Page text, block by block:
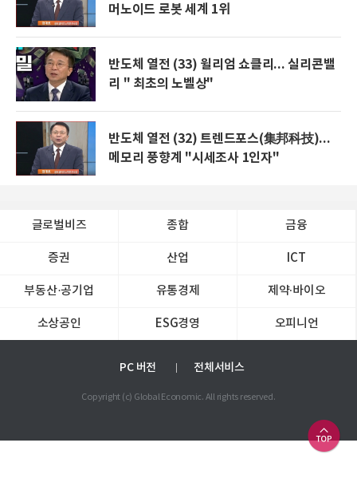
머노이드 로봇 세계 1위
반도체 열전 (33) 윌리엄 쇼클리... 실리콘밸
리 " 최초의 노벨상"
반도체 열전 (32) 트렌드포스(集邦科技)...
메모리 풍향계 "시세조사 1인자"
글로벌비즈 종합 금융
증권 산업 ICT
부동산·공기업 유통경제 제약∙바이오
소상공인 ESG경영 오피니언
PC 버전 전체서비스
Copyright (c) Global Economic. All rights reserved.